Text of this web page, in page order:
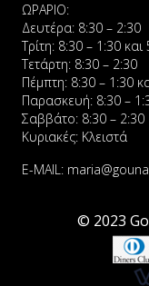
ΩΡΑΡΙΟ:
Δευτέρα: 8:30 – 2:30
Τρίτη: 8:30 – 1:30
Τετάρτη: 8:30 – 2:30
Πέμπτη: 8:30 – 1:30
Παρασκευή: 8:30 –
Σαββάτο: 8:30 – 2:30
Κυριακές: Κλειστά
E-MAIL:
© 2023